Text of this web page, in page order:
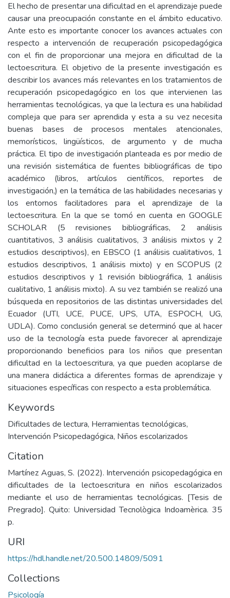
El hecho de presentar una dificultad en el aprendizaje puede
causar una preocupación constante en el ámbito educativo.
Ante esto es importante conocer los avances actuales con
respecto a intervención de recuperación psicopedagógica
con el fin de proporcionar una mejora en dificultad de la
lectoescritura. El objetivo de la presente investigación es
describir los avances más relevantes en los tratamientos de
recuperación psicopedagógico en los que intervienen las
herramientas tecnológicas, ya que la lectura es una habilidad
compleja que para ser aprendida y esta a su vez necesita
buenas bases de procesos mentales atencionales,
memorísticos, lingüísticos, de argumento y de mucha
práctica. El tipo de investigación planteada es por medio de
una revisión sistemática de fuentes bibliográficas de tipo
académico (libros, artículos científicos, reportes de
investigación,) en la temática de las habilidades necesarias y
los entornos facilitadores para el aprendizaje de la
lectoescritura. En la que se tomó en cuenta en GOOGLE
SCHOLAR (5 revisiones bibliográficas, 2 análisis
cuantitativos, 3 análisis cualitativos, 3 análisis mixtos y 2
estudios descriptivos), en EBSCO (1 análisis cualitativos, 1
estudios descriptivos, 1 análisis mixto) y en SCOPUS (2
estudios descriptivos y 1 revisión bibliográfica, 1 análisis
cualitativo, 1 análisis mixto). A su vez también se realizó una
búsqueda en repositorios de las distintas universidades del
Ecuador (UTI, UCE, PUCE, UPS, UTA, ESPOCH, UG,
UDLA). Como conclusión general se determinó que al hacer
uso de la tecnología esta puede favorecer al aprendizaje
proporcionando beneficios para los niños que presentan
dificultad en la lectoescritura, ya que pueden acoplarse de
una manera didáctica a diferentes formas de aprendizaje y
situaciones específicas con respecto a esta problemática.
Keywords
Dificultades de lectura, Herramientas tecnológicas,
Intervención Psicopedagógica, Niños escolarizados
Citation
Martínez Aguas, S. (2022). Intervención psicopedagógica en
dificultades de la lectoescritura en niños escolarizados
mediante el uso de herramientas tecnológicas. [Tesis de
Pregrado]. Quito: Universidad Tecnològica Indoamèrica. 35
p.
URI
https://hdl.handle.net/20.500.14809/5091
Collections
Psicología